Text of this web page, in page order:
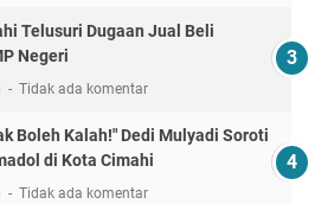
Telusuri Dugaan Jual Beli
Negeri
Tidak ada komentar
Boleh Kalah!" Dedi Mulyadi Soroti
di Kota Cimahi
Tidak ada komentar